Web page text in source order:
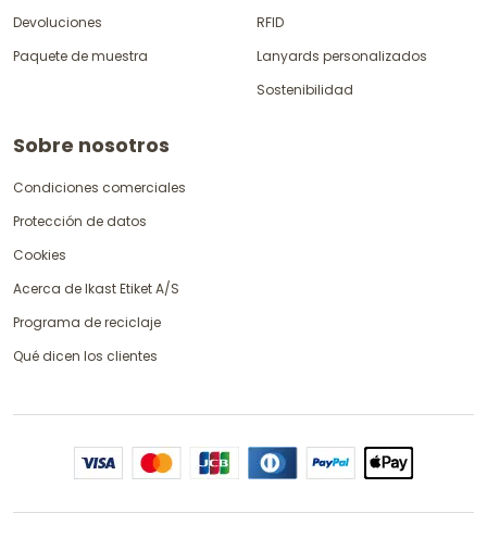
Devoluciones
Paquete de muestra
RFID
Lanyards personalizados
Sostenibilidad
Sobre nosotros
Condiciones comerciales
Protección de datos
Cookies
Acerca de Ikast Etiket A/S
Programa de reciclaje
Qué dicen los clientes